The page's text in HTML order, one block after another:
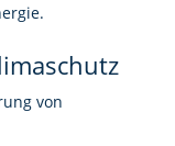
von